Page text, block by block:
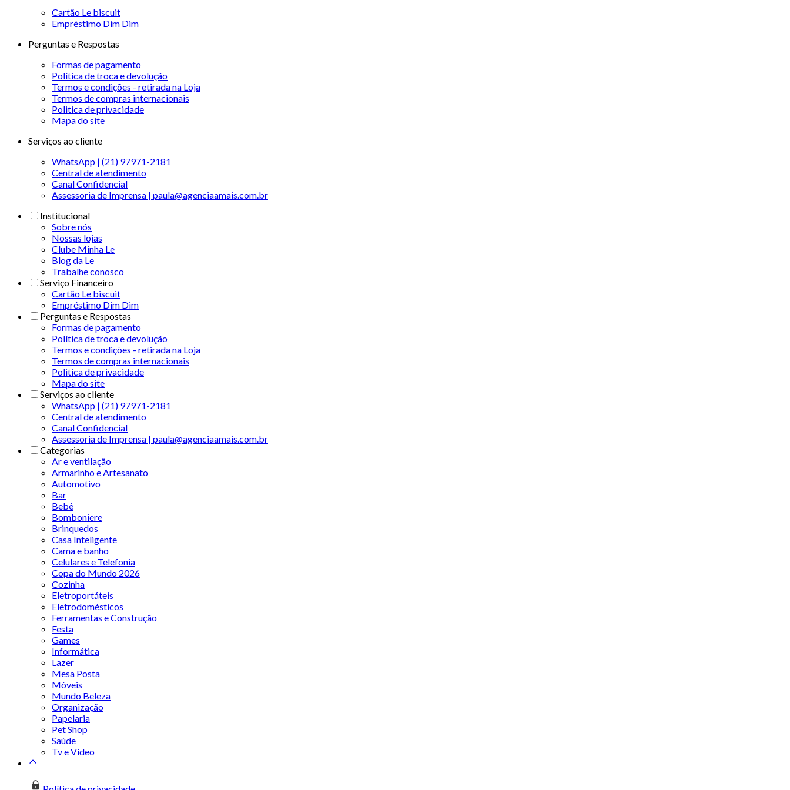
Cartão Le biscuit
Empréstimo Dim Dim
Perguntas e Respostas
Formas de pagamento
Política de troca e devolução
Termos e condições - retirada na Loja
Termos de compras internacionais
Politica de privacidade
Mapa do site
Serviços ao cliente
WhatsApp | (21) 97971-2181
Central de atendimento
Canal Confidencial
Assessoria de Imprensa | paula@agenciaamais.com.br
Institucional
Sobre nós
Nossas lojas
Clube Minha Le
Blog da Le
Trabalhe conosco
Serviço Financeiro
Cartão Le biscuit
Empréstimo Dim Dim
Perguntas e Respostas
Formas de pagamento
Política de troca e devolução
Termos e condições - retirada na Loja
Termos de compras internacionais
Politica de privacidade
Mapa do site
Serviços ao cliente
WhatsApp | (21) 97971-2181
Central de atendimento
Canal Confidencial
Assessoria de Imprensa | paula@agenciaamais.com.br
Categorias
Ar e ventilação
Armarinho e Artesanato
Automotivo
Bar
Bebê
Bomboniere
Brinquedos
Casa Inteligente
Cama e banho
Celulares e Telefonia
Copa do Mundo 2026
Cozinha
Eletroportáteis
Eletrodomésticos
Ferramentas e Construção
Festa
Games
Informática
Lazer
Mesa Posta
Móveis
Mundo Beleza
Organização
Papelaria
Pet Shop
Saúde
Tv e Vídeo